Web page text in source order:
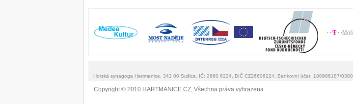
Horská synagoga Hartmanice, 342 00 Sušice, IČ: 2660 6224, DIČ CZ26606224, Bankovní účet: 180986187/0300
Copyright © 2010 HARTMANICE.CZ, Všechna práva vyhrazena